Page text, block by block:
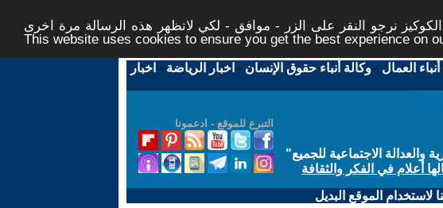
نرجو النقر على الزر - موافق - لكي لاتظهر هذه الرسالة مرة اخرى -
This website uses cookies to ensure you get the best experience on
العمال -وكالة أنباء حقوق الإنسان - اخبار الرياضة - اخبار
التبرع للموقع - ادعمونا
الاجتماعية للجميع"
أعلام في الفكر والثقافة
لاستخدام الموقع البديل